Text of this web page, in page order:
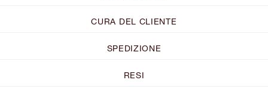
CURA DEL CLIENTE
SPEDIZIONE
RESI